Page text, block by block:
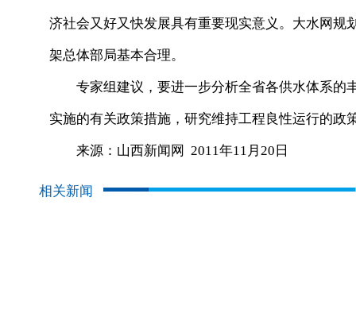
济社会又好又快发展具有重要现实意义。大水网规
架总体部局基本合理。
专家组建议，要进一步分析全省各供水体系的
实施的有关政策措施，研究维持工程良性运行的政
来源：山西新闻网 2011年11月20日
相关新闻